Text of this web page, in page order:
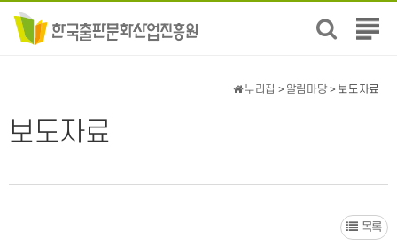
전
뉴
보도자료
누리집 > 알림마당 > 보도자료
목록